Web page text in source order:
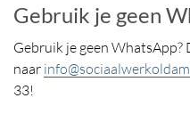
Gebruik je geen
Gebruik je geen
naar
33!